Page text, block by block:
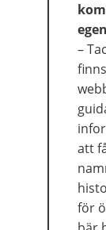
–
att
för